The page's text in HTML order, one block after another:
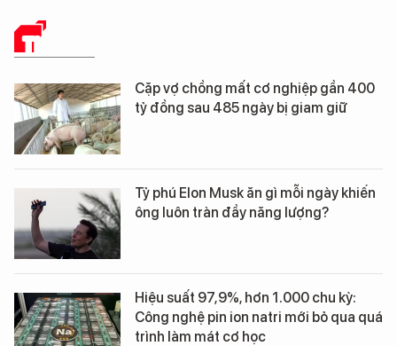
THẾ GIỚI
Cặp vợ chồng mất cơ nghiệp gần 400
tỷ đồng sau 485 ngày bị giam giữ
Tỷ phú Elon Musk ăn gì mỗi ngày khiến
ông luôn tràn đầy năng lượng?
Hiệu suất 97,9%, hơn 1.000 chu kỳ:
Công nghệ pin ion natri mới bỏ qua quá
trình làm mát cơ học